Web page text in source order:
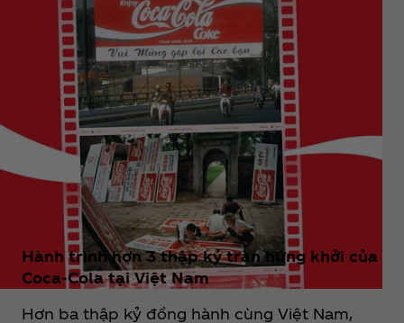
Hành trình hơn 3 thập kỷ tràn hứng khởi của
Coca‑Cola tại Việt Nam
Hơn ba thập kỷ đồng hành cùng Việt Nam,